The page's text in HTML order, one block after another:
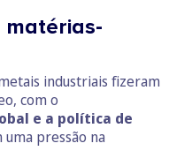
matérias-
industriais fizeram
com o
e a política de
pressão na